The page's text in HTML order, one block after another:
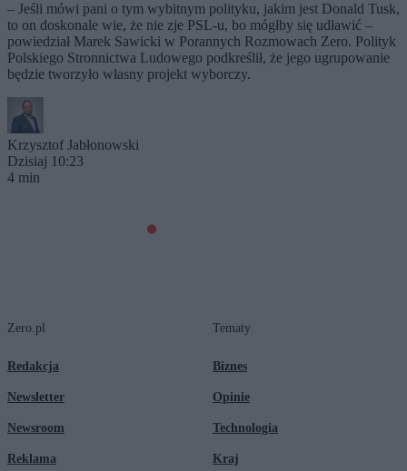
– Jeśli mówi pani o tym wybitnym polityku, jakim jest Donald Tusk,
to on doskonale wie, że nie zje PSL-u, bo mógłby się udławić –
powiedział Marek Sawicki w Porannych Rozmowach Zero. Polityk
Polskiego Stronnictwa Ludowego podkreślił, że jego ugrupowanie
będzie tworzyło własny projekt wyborczy.
Krzysztof Jabłonowski
Dzisiaj 10:23
4 min
Zero.pl
Redakcja
Newsletter
Newsroom
Reklama
Tematy
Biznes
Opinie
Technologia
Kraj